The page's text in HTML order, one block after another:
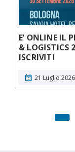
E’ ONLINE IL
& LOGISTICS
ISCRIVITI
calendar_month 21 Luglio 2026